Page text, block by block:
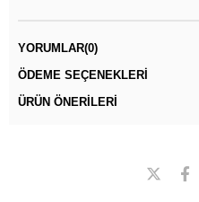
YORUMLAR(0)
ÖDEME SEÇENEKLERI
ÜRÜN ÖNERILERI